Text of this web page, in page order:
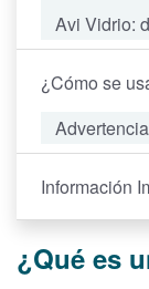
Avi Vidrio:
¿Cómo se
Información
¿Qué es